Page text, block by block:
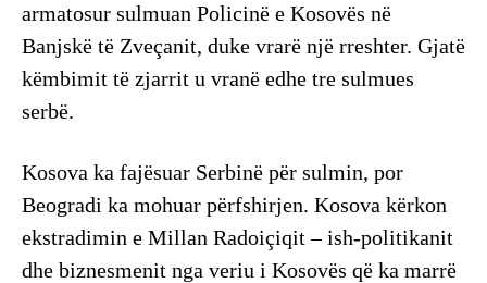
armatosur sulmuan Policinë e Kosovës në
Banjskë të Zveçanit, duke vrarë një rreshter. Gjatë
këmbimit të zjarrit u vranë edhe tre sulmues
serbë.
Kosova ka fajësuar Serbinë për sulmin, por
Beogradi ka mohuar përfshirjen. Kosova kërkon
ekstradimin e Millan Radoiçiqit – ish-politikanit
dhe biznesmenit nga veriu i Kosovës që ka marrë